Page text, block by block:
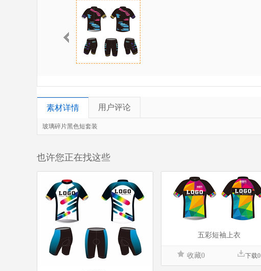
素材详情 用户评论
玻璃碎片黑色短套装
也许您正在找这些
五彩短袖上衣
收藏0 下载0